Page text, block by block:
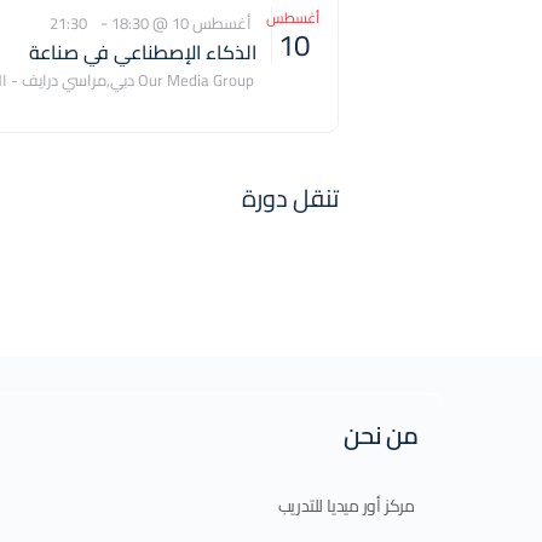
أغسطس
10 أغسطس 10 @ 18:30 -
21:30
الذكاء الإصطناعي في صناعة
المحتوى و الإعلام 10-08-2026
Our Media Groupدبي,مراسي درايف -
تنقل دورة
من نحن
مركز أور ميديا للتدريب